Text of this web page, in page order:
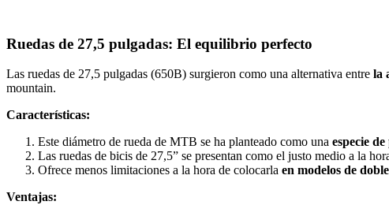
Ruedas de 27,5 pulgadas: El equilibrio perfecto
Las ruedas de 27,5 pulgadas (650B) surgieron como una alternativa entre la
mountain.
Características:
Este diámetro de rueda de MTB se ha planteado como una especie
Las ruedas de bicis de 27,5” se presentan como el justo medio a la
Ofrece menos limitaciones a la hora de colocarla en modelos de
Ventajas: